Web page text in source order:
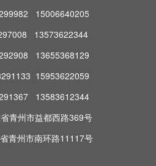
15006640205
13573622344
13655368129
15953622059
13583612344
青州市益都西路369号
青州市南环路11117号